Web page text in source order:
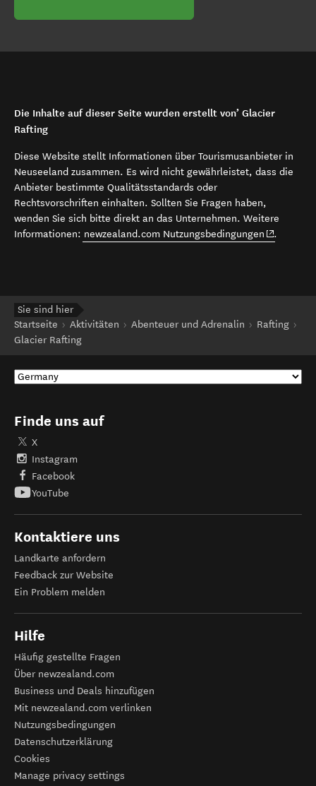
Die Inhalte auf dieser Seite wurden erstellt von’ Glacier
Rafting
Diese Website stellt Informationen über Tourismusanbieter in
Neuseeland zusammen. Es wird nicht gewährleistet, dass die
Anbieter bestimmte Qualitätsstandards oder
Rechtsvorschriften einhalten. Sollten Sie Fragen haben,
wenden Sie sich bitte direkt an das Unternehmen. Weitere
Informationen: newzealand.com Nutzungsbedingungen (opens in
.
Sie sind hier
Startseite
Aktivitäten Abenteuer und Adrenalin
Rafting
Glacier Rafting
Finde uns auf
X
Instagram
Facebook
YouTube
Kontaktiere uns
Landkarte anfordern
Feedback zur Website
Ein Problem melden
Hilfe
Häufig gestellte Fragen
Über newzealand.com
Business und Deals hinzufügen
Mit newzealand.com verlinken
Nutzungsbedingungen
Datenschutzerklärung
Cookies
Manage privacy settings